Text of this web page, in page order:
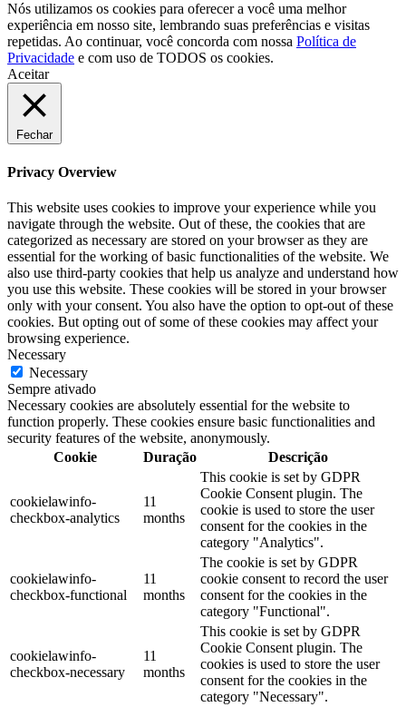
Nós utilizamos os cookies para oferecer a você uma melhor
experiência em nosso site, lembrando suas preferências e visitas
repetidas. Ao continuar, você concorda com nossa Política de
Privacidade e com uso de TODOS os cookies.
Aceitar
Fechar
Privacy Overview
This website uses cookies to improve your experience while you
navigate through the website. Out of these, the cookies that are
categorized as necessary are stored on your browser as they are
essential for the working of basic functionalities of the website. We
also use third-party cookies that help us analyze and understand how
you use this website. These cookies will be stored in your browser
only with your consent. You also have the option to opt-out of these
cookies. But opting out of some of these cookies may affect your
browsing experience.
Necessary
Necessary
Sempre ativado
Necessary cookies are absolutely essential for the website to
function properly. These cookies ensure basic functionalities and
security features of the website, anonymously.
Cookie
Duração Descrição
cookielawinfo-
checkbox-analytics
11
months
This cookie is set by GDPR
Cookie Consent plugin. The
cookie is used to store the user
consent for the cookies in the
category "Analytics".
cookielawinfo-
checkbox-functional
11
months
The cookie is set by GDPR
cookie consent to record the user
consent for the cookies in the
category "Functional".
cookielawinfo-
checkbox-necessary
11
months
This cookie is set by GDPR
Cookie Consent plugin. The
cookies is used to store the user
consent for the cookies in the
category "Necessary".